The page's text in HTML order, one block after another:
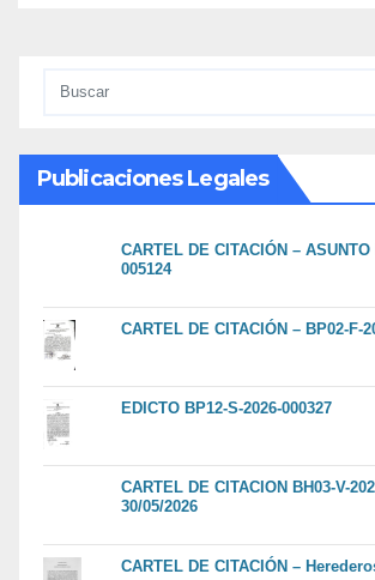
Publicaciones Legales
CARTEL DE CITACIÓN – ASUNTO
005124
CARTEL DE CITACIÓN – BP02-F-
EDICTO BP12-S-2026-000327
CARTEL DE CITACION BH03-V-
30/05/2026
CARTEL DE CITACIÓN –